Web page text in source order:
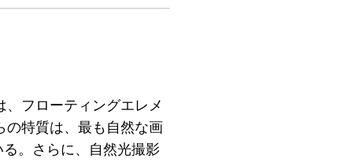
フローティングエレメ
の特質は、最も自然な画
。さらに、自然光撮影